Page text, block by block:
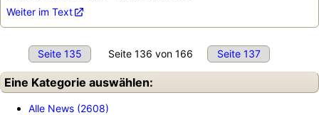
Weiter im Text
Seite 135 Seite 136 von 166 Seite 137
Eine Kategorie auswählen:
Alle News (2608)